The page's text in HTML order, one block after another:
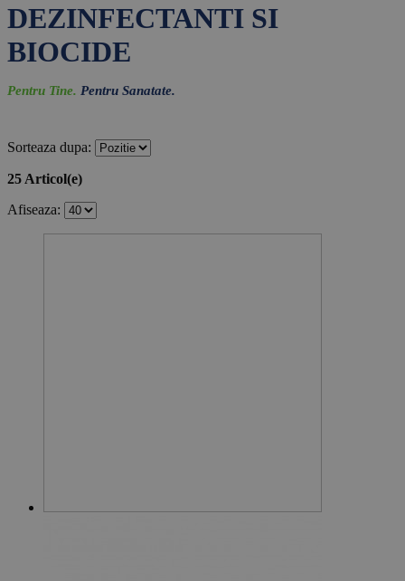
DEZINFECTANTI SI
BIOCIDE
Pentru Tine. Pentru Sanatate.
Sorteaza dupa:
25 Articol(e)
Afiseaza: